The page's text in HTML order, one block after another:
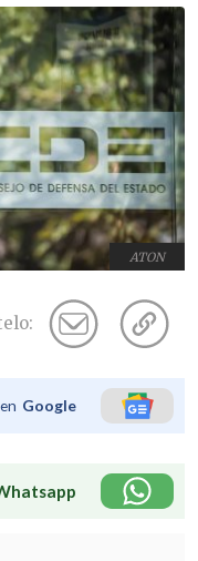
ATON
Google